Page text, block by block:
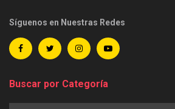
Síguenos en Nuestras Redes
Buscar por Categoría